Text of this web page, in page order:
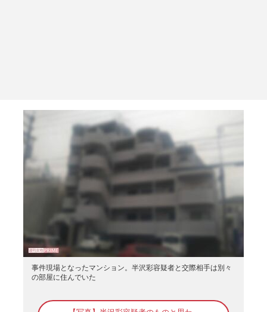
事件現場となったマンション。半沢彩容疑者と交際相手は別々
の部屋に住んでいた